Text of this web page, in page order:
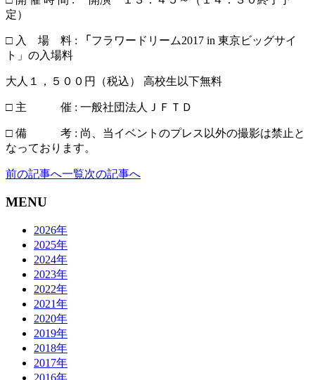
定）
□ 入 場 料 : 「 フラワードリーム2017 in 東京ビッグサイ
ト」の入場料
大人１，５００円（税込） 高校生以下無料
□ 主 催 : 一般社団法人ＪＦＴＤ
□ 備 考 : 尚、当イベントのプレス以外の撮影は禁止と
なっております。
前の記事へ一覧次の記事へ
MENU
2026年
2025年
2024年
2023年
2022年
2021年
2020年
2019年
2018年
2017年